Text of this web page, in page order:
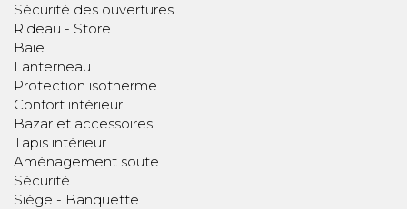
Sécurité des ouvertures
Rideau - Store
Baie
Lanterneau
Protection isotherme
Confort intérieur
Bazar et accessoires
Tapis intérieur
Aménagement soute
Sécurité
Siège - Banquette